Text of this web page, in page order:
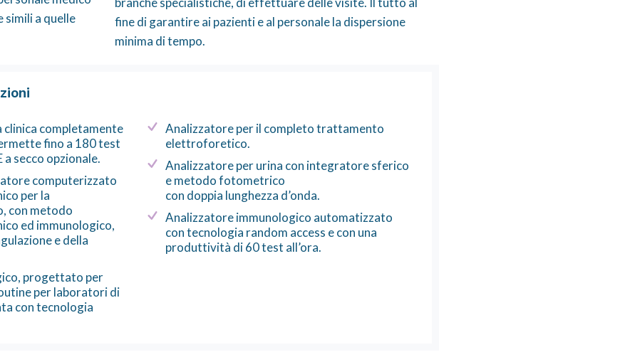
a quelle
fine di garantire ai pazienti e al personale la dispersione
minima di tempo.
completamente
fino a 180 test
secco opzionale.
computerizzato
per la
con metodo
ed immunologico,
e della
progettato per
per laboratori di
con tecnologia
Analizzatore per il completo trattamento
elettroforetico.
Analizzatore per urina con integratore sferico
e metodo fotometrico
con doppia lunghezza d’onda.
Analizzatore immunologico automatizzato
con tecnologia random access e con una
produttività di 60 test all’ora.